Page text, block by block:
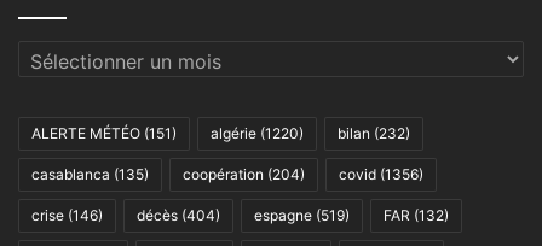
Archives
ALERTE MÉTÉO (151) algérie (1220) bilan (232)
casablanca (135) coopération (204) covid (1356)
crise (146) décès (404) espagne (519) FAR (132)